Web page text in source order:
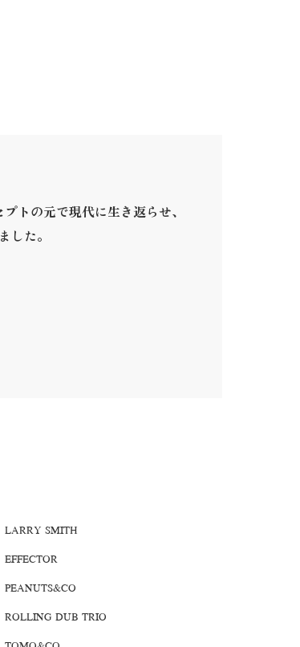
トの元で現代に生き返らせ、
した。
LARRY SMITH
EFFECTOR
PEANUTS&CO
ROLLING DUB TRIO